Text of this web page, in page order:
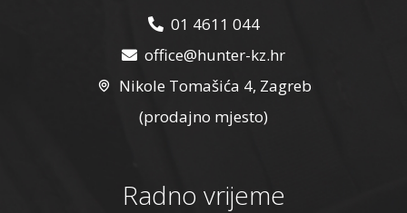
01 4611 044
office@hunter-kz.hr
Nikole Tomašića 4, Zagreb
(prodajno mjesto)
Radno vrijeme